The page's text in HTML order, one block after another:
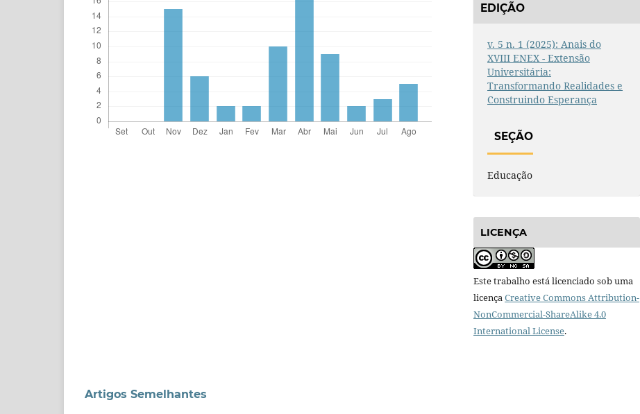
EDIÇÃO
v. 5 n. 1 (2025): Anais do
XVIII ENEX - Extensão
Universitária:
Transformando Realidades e
Construindo Esperança
SEÇÃO
Educação
LICENÇA
Este trabalho está licenciado sob uma
licençaCreative Commons Attribution-
NonCommercial-ShareAlike 4.0
International License.
Artigos Semelhantes